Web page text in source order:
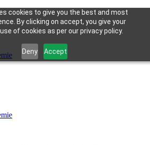
cookies to give you the best and most
By clicking on accept, you give your
of cookies as per our privacy policy.
Deny Accept